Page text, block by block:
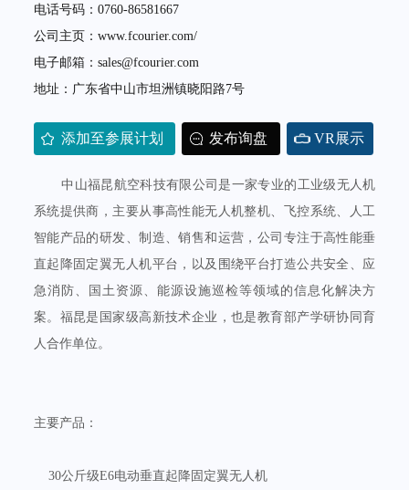
电话号码：0760-86581667
公司主页：www.fcourier.com/
电子邮箱：sales@fcourier.com
地址：广东省中山市坦洲镇晓阳路7号
添加至参展计划 发布询盘 VR展示
中山福昆航空科技有限公司是一家专业的工业级无人机
系统提供商，主要从事高性能无人机整机、飞控系统、人工
智能产品的研发、制造、销售和运营，公司专注于高性能垂
直起降固定翼无人机平台，以及围绕平台打造公共安全、应
急消防、国土资源、能源设施巡检等领域的信息化解决方
案。福昆是国家级高新技术企业，也是教育部产学研协同育
人合作单位。
主要产品：
30公斤级E6电动垂直起降固定翼无人机